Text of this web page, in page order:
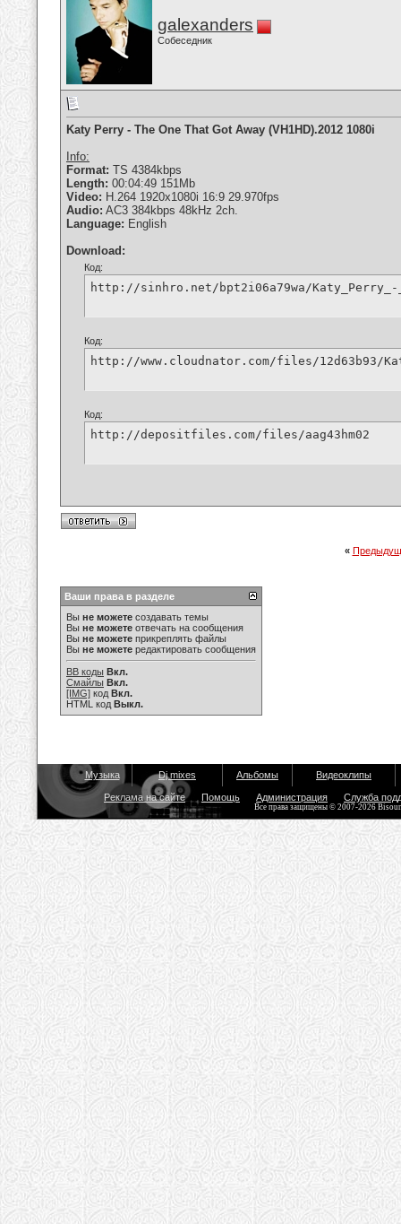
galexanders
Собеседник
Katy Perry - The One That Got Away (VH1HD).2012 1080i
Info:
Format: TS 4384kbps
Length: 00:04:49 151Mb
Video: H.264 1920x1080i 16:9 29.970fps
Audio: AC3 384kbps 48kHz 2ch.
Language: English
Download:
Код:
http://sinhro.net/bpt2i06a79wa/Katy_Perry_-
Код:
http://www.cloudnator.com/files/12d63b93/
Код:
http://depositfiles.com/files/aag43hm02
«
Ваши права в разделе
Вы не можете создавать темы
Вы не можете отвечать на сообщения
Вы не можете прикреплять файлы
Вы не можете редактировать сообщения
BB коды Вкл.
Смайлы Вкл.
[IMG] код Вкл.
HTML код Выкл.
Музыка Dj mixes Альбомы Видеоклипы
Реклама на сайте Помощь Администрация Служба
Все права защищены © 2007-2026